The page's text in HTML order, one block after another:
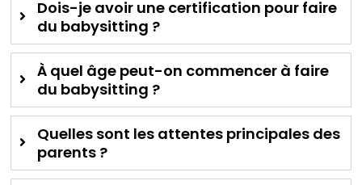
Dois-je avoir une certification pour faire
du babysitting ?
À quel âge peut-on commencer à faire
du babysitting ?
Quelles sont les attentes principales des
parents ?